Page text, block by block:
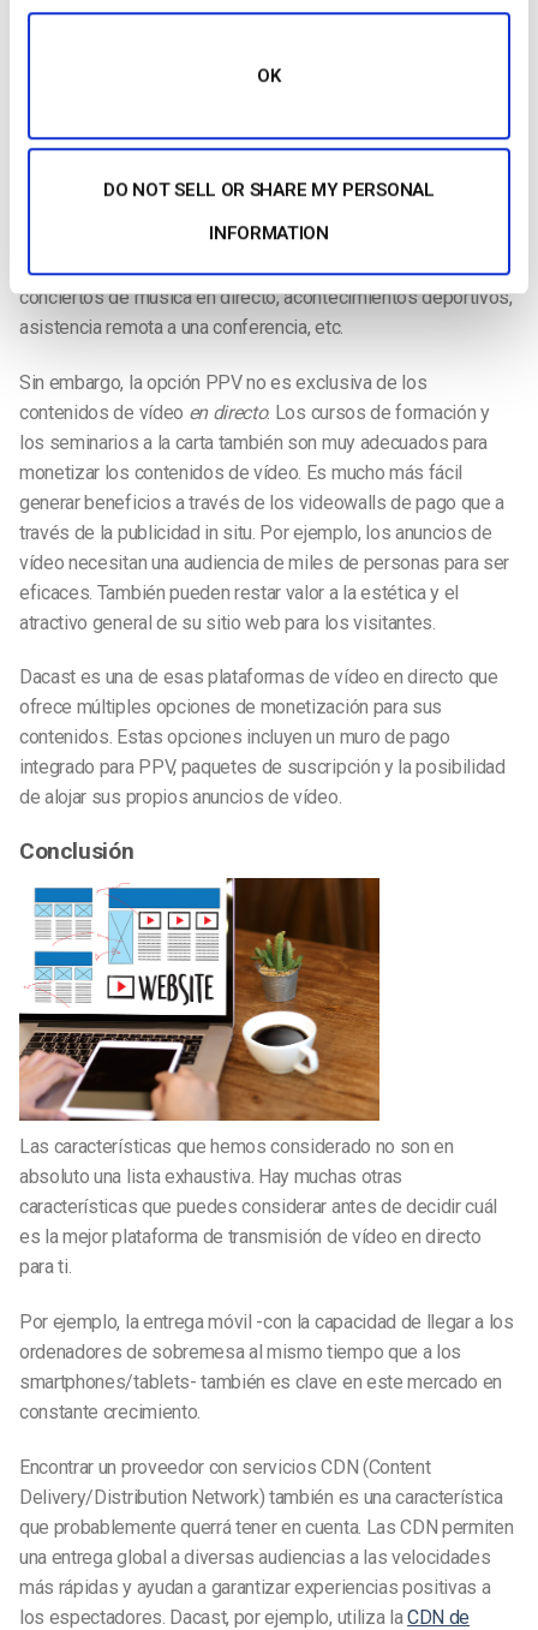
OK
DO NOT SELL OR SHARE MY PERSONAL
INFORMATION
¿Te has planteado monetizar tu streaming? El streaming
ser la solución perfecta para el público adecuado. La
normalmente por un vídeo no en directo. Por ejemplo, muchos
espectadores están dispuestos a pagar por acceder a
conciertos de música en directo, acontecimientos deportivos,
asistencia remota a una conferencia, etc.
Sin embargo, la opción PPV no es exclusiva de los
contenidos de vídeo en directo. Los cursos de formación y
los seminarios a la carta también son muy adecuados para
monetizar los contenidos de vídeo. Es mucho más fácil
generar beneficios a través de los videowalls de pago que a
través de la publicidad in situ. Por ejemplo, los anuncios de
vídeo necesitan una audiencia de miles de personas para ser
eficaces. También pueden restar valor a la estética y el
atractivo general de su sitio web para los visitantes.
Dacast es una de esas plataformas de vídeo en directo que
ofrece múltiples opciones de monetización para sus
contenidos. Estas opciones incluyen un muro de pago
integrado para PPV, paquetes de suscripción y la posibilidad
de alojar sus propios anuncios de vídeo.
Conclusión
Las características que hemos considerado no son en
absoluto una lista exhaustiva. Hay muchas otras
características que puedes considerar antes de decidir cuál
es la mejor plataforma de transmisión de vídeo en directo
para ti.
Por ejemplo, la entrega móvil -con la capacidad de llegar a los
ordenadores de sobremesa al mismo tiempo que a los
smartphones/tablets- también es clave en este mercado en
constante crecimiento.
Encontrar un proveedor con servicios CDN (Content
Delivery/Distribution Network) también es una característica
que probablemente querrá tener en cuenta. Las CDN permiten
una entrega global a diversas audiencias a las velocidades
más rápidas y ayudan a garantizar experiencias positivas a
los espectadores. Dacast, por ejemplo, utiliza laCDN de